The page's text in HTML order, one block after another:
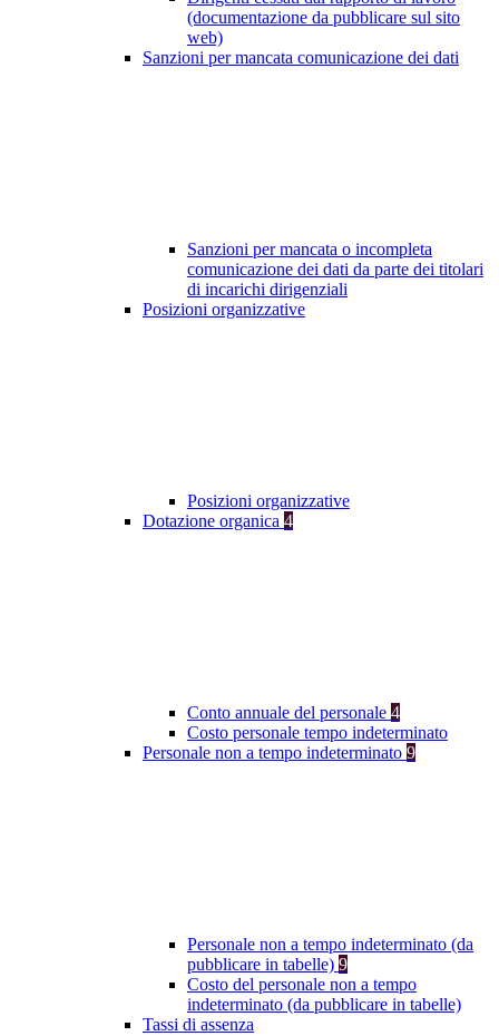
(documentazione da pubblicare sul sito
web)
Sanzioni per mancata comunicazione dei dati
Sanzioni per mancata o incompleta
comunicazione dei dati da parte dei titolari
di incarichi dirigenziali
Posizioni organizzative
Posizioni organizzative
Dotazione organica 4
Conto annuale del personale 4
Costo personale tempo indeterminato
Personale non a tempo indeterminato 9
Personale non a tempo indeterminato (da
pubblicare in tabelle) 9
Costo del personale non a tempo
indeterminato (da pubblicare in tabelle)
Tassi di assenza